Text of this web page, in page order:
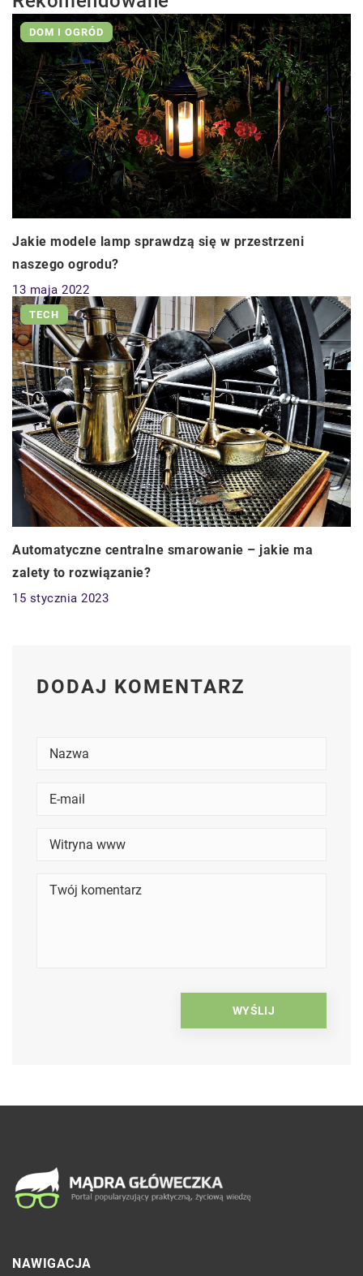
DOM I OGRÓD
Jakie modele lamp sprawdzą się w przestrzeni
naszego ogrodu?
13 maja 2022
TECH
Automatyczne centralne smarowanie – jakie ma
zalety to rozwiązanie?
15 stycznia 2023
DODAJ KOMENTARZ
NAWIGACJA